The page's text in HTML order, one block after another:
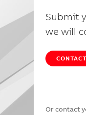
Submit
we will
Or contact